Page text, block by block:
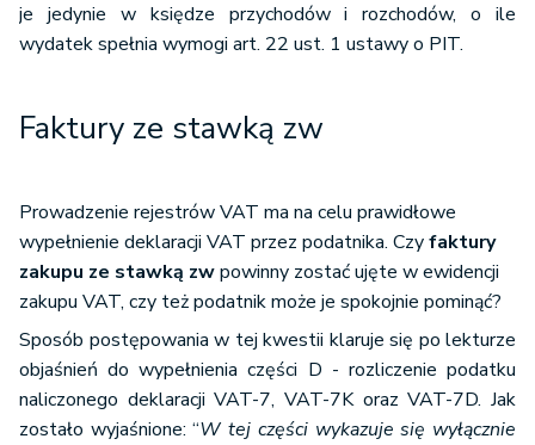
je jedynie w księdze przychodów i rozchodów, o ile
wydatek spełnia wymogi art. 22 ust. 1 ustawy o PIT.
Faktury ze stawką zw
Prowadzenie rejestrów VAT ma na celu prawidłowe
wypełnienie deklaracji VAT przez podatnika. Czyfaktury
zakupu ze stawką zwpowinny zostać ujęte w ewidencji
zakupu VAT, czy też podatnik może je spokojnie pominąć?
Sposób postępowania w tej kwestii klaruje się po lekturze
objaśnień do wypełnienia części D - rozliczenie podatku
naliczonego deklaracji VAT-7, VAT-7K oraz VAT-7D. Jak
zostało wyjaśnione: “W tej części wykazuje się wyłącznie